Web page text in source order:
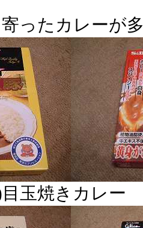
ったカレーが
玉焼きカレー